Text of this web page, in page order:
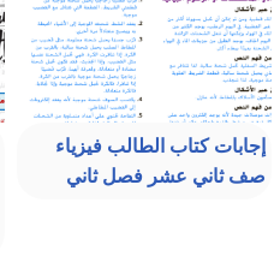
إجابات كتاب الطالب فيزياء
صف ثاني عشر فصل ثاني